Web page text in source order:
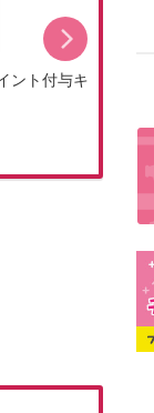
ント付与キ